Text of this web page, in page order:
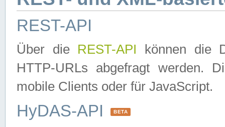
REST-API
Über die REST-API können die
HTTP-URLs abgefragt werden.
mobile Clients oder für JavaScript.
HyDAS-API BETA